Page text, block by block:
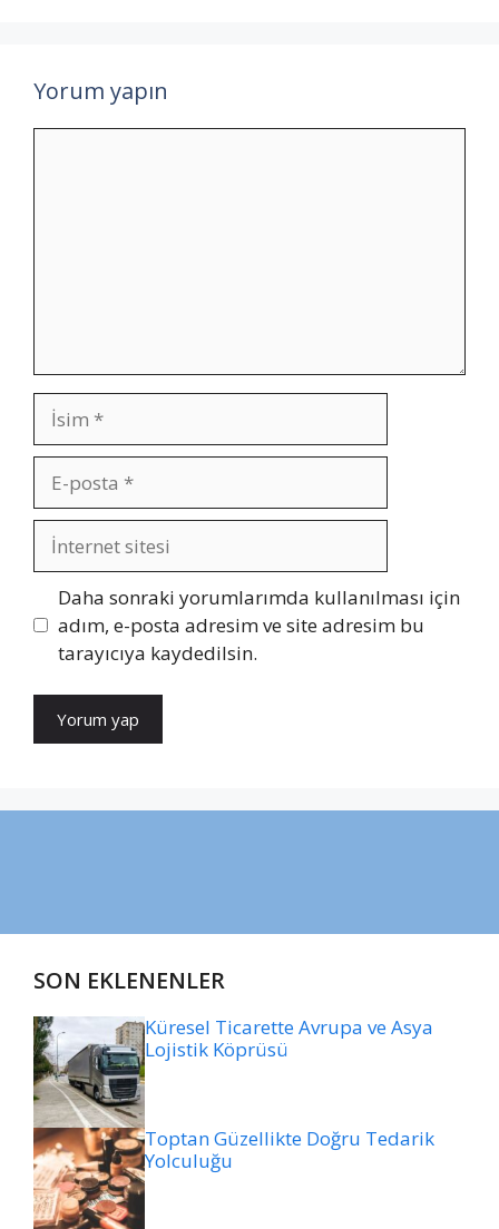
Yorum yapın
İsim
posta
İnternet
sitesi
Daha sonraki yorumlarımda kullanılması için
adım, e-posta adresim ve site adresim bu
tarayıcıya kaydedilsin.
SON EKLENENLER
Küresel Ticarette Avrupa ve Asya
Lojistik Köprüsü
Toptan Güzellikte Doğru Tedarik
Yolculuğu